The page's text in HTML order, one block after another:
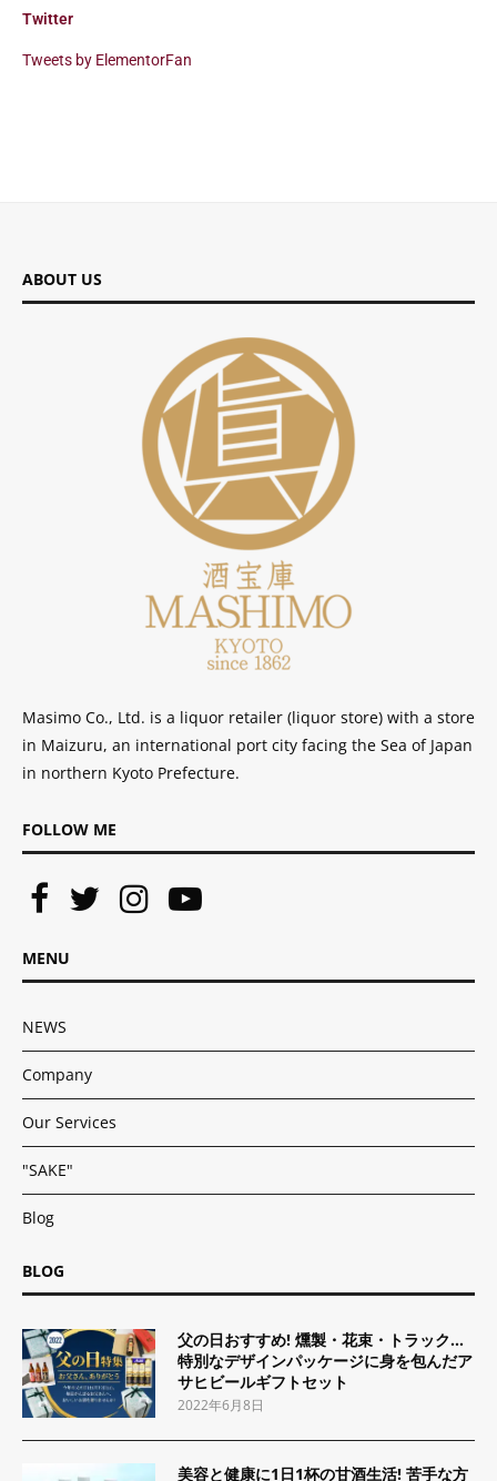
Twitter
Tweets by ElementorFan
ABOUT US
Masimo Co., Ltd. is a liquor retailer (liquor store) with a store
in Maizuru, an international port city facing the Sea of ​​Japan
in northern Kyoto Prefecture.
FOLLOW ME
MENU
NEWS
Company
Our Services
"SAKE"
Blog
BLOG
父の日おすすめ! 燻製・花束・トラック…
特別なデザインパッケージに身を包んだア
サヒビールギフトセット
2022年6月8日
美容と健康に1日1杯の甘酒生活! 苦手な方